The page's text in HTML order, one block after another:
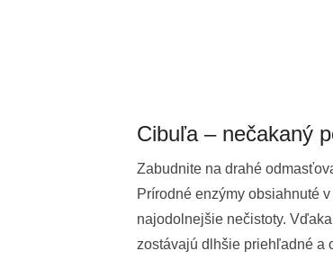
Cibuľa – nečakaný
Zabudnite na drahé
Prírodné enzýmy obsiahnuté
najodolnejšie nečistoty.
zostávajú dlhšie priehľadné a